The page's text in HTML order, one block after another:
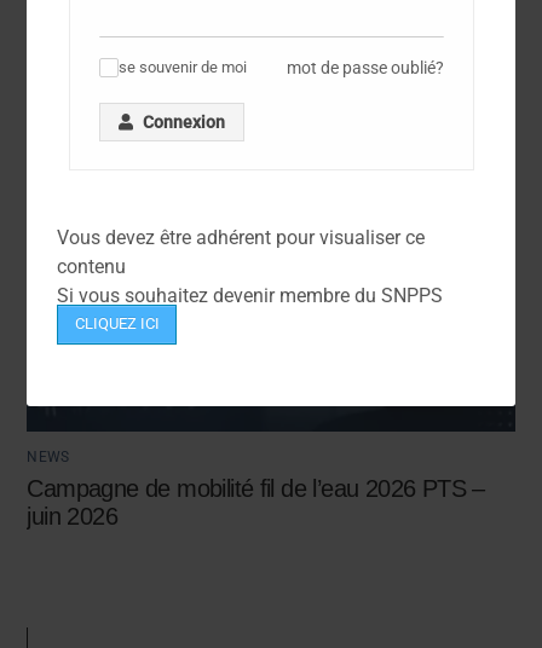
se souvenir de moi mot de passe oublié?
Connexion
Vous devez être adhérent pour visualiser ce
contenu
Si vous souhaitez devenir membre du SNPPS
CLIQUEZ ICI
NEWS
Campagne de mobilité fil de l’eau 2026 PTS –
juin 2026